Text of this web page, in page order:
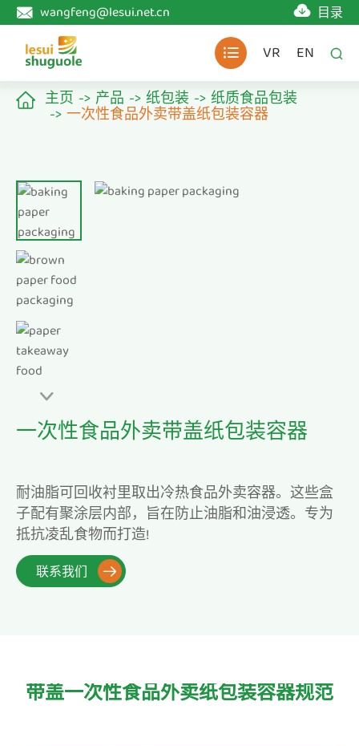
 wangfeng@lesui.net.cn  目录
 VR EN 
 主页 产品 纸包装 纸质食品包装
一次性食品外卖带盖纸包装容器

一次性食品外卖带盖纸包装容器
耐油脂可回收衬里取出冷热食品外卖容器。这些盒
子配有聚涂层内部，旨在防止油脂和油浸透。专为
抵抗凌乱食物而打造!
联系我们 
带盖一次性食品外卖纸包装容器规范